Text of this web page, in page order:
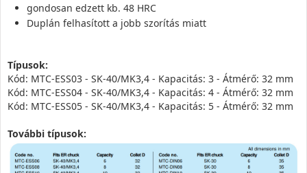
gondosan edzett kb. 48 HRC
Duplán felhasított a jobb szorítás miatt
Típusok:
Kód: MTC-ESS03 - SK-40/MK3,4 - Kapacitás: 3 - Átmérő: 32 mm
Kód: MTC-ESS04 - SK-40/MK3,4 - Kapacitás: 4 - Átmérő: 32 mm
Kód: MTC-ESS05 - SK-40/MK3,4 - Kapacitás: 5 - Átmérő: 32 mm
További típusok: